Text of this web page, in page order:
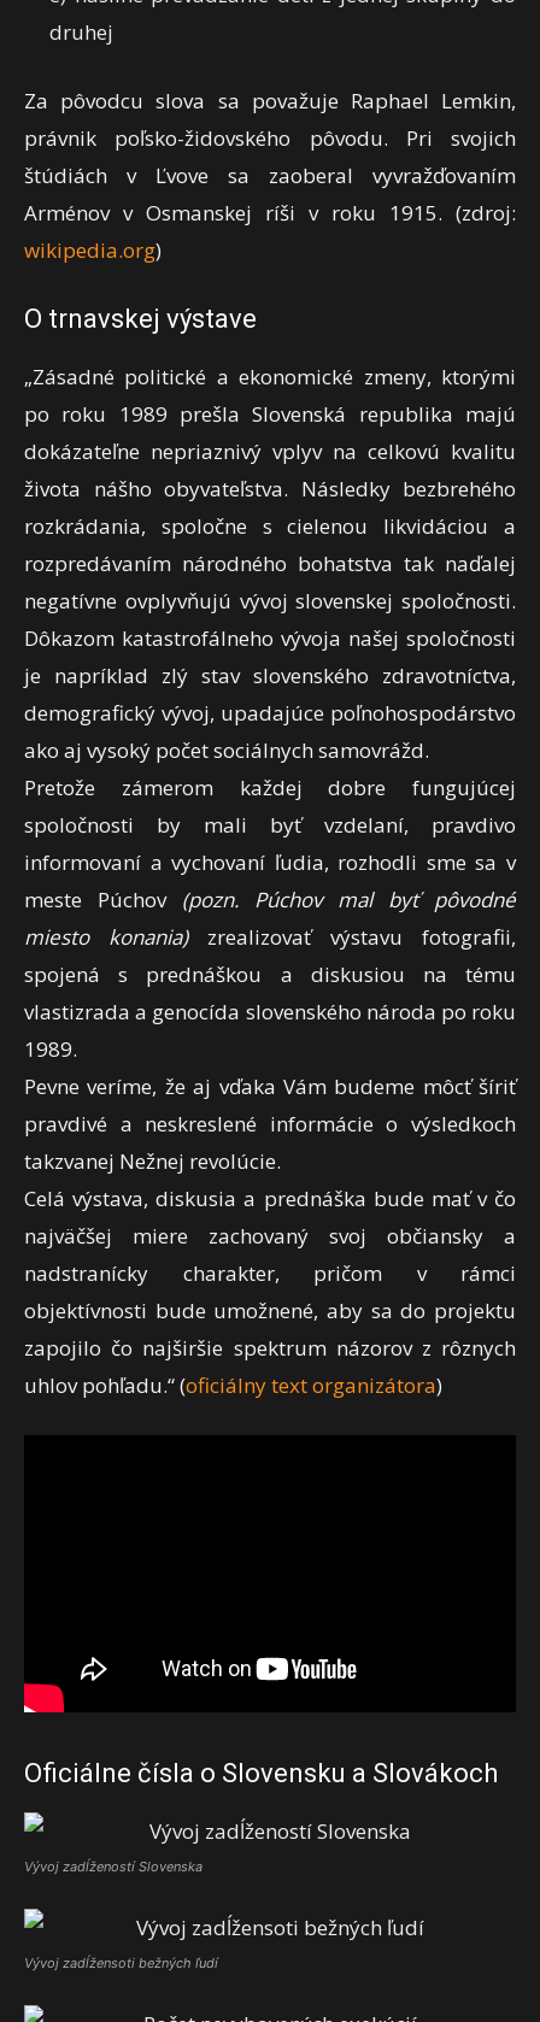
druhej
Za pôvodcu slova sa považuje Raphael Lemkin,
právnik poľsko-židovského pôvodu. Pri svojich
štúdiách v Ľvove sa zaoberal vyvražďovaním
Arménov v Osmanskej ríši v roku 1915. (zdroj:
wikipedia.org)
O trnavskej výstave
„Zásadné politické a ekonomické zmeny, ktorými
po roku 1989 prešla Slovenská republika majú
dokázateľne nepriaznivý vplyv na celkovú kvalitu
života nášho obyvateľstva. Následky bezbrehého
rozkrádania, spoločne s cielenou likvidáciou a
rozpredávaním národného bohatstva tak naďalej
negatívne ovplyvňujú vývoj slovenskej spoločnosti.
Dôkazom katastrofálneho vývoja našej spoločnosti
je napríklad zlý stav slovenského zdravotníctva,
demografický vývoj, upadajúce poľnohospodárstvo
ako aj vysoký počet sociálnych samovrážd.
Pretože zámerom každej dobre fungujúcej
spoločnosti by mali byť vzdelaní, pravdivo
informovaní a vychovaní ľudia, rozhodli sme sa v
meste Púchov (pozn. Púchov mal byť pôvodné
miesto konania)zrealizovať výstavu fotografii,
spojená s prednáškou a diskusiou na tému
vlastizrada a genocída slovenského národa po roku
1989.
Pevne veríme, že aj vďaka Vám budeme môcť šíriť
pravdivé a neskreslené informácie o výsledkoch
takzvanej Nežnej revolúcie.
Celá výstava, diskusia a prednáška bude mať v čo
najväčšej miere zachovaný svoj občiansky a
nadstranícky charakter, pričom v rámci
objektívnosti bude umožnené, aby sa do projektu
zapojilo čo najširšie spektrum názorov z rôznych
uhlov pohľadu.“ (oficiálny text organizátora)
Oficiálne čísla o Slovensku a Slovákoch
Vývoj zadĺžeností Slovenska
Vývoj zadĺžensoti bežných ľudí